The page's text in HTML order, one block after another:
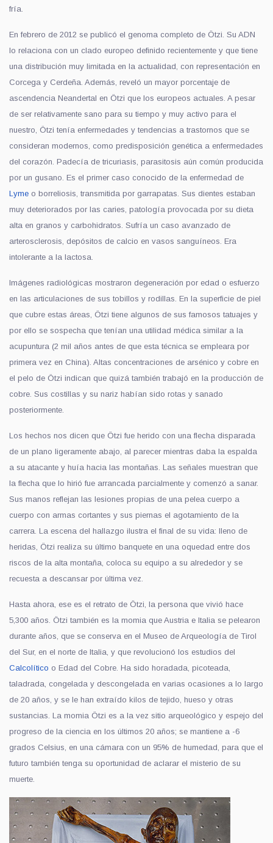
fría.
En febrero de 2012 se publicó el genoma completo de Ötzi. Su ADN
lo relaciona con un clado europeo definido recientemente y que tiene
una distribución muy limitada en la actualidad, con representación en
Corcega y Cerdeña. Además, reveló un mayor porcentaje de
ascendencia Neandertal en Ötzi que los europeos actuales. A pesar
de ser relativamente sano para su tiempo y muy activo para el
nuestro, Ötzi tenía enfermedades y tendencias a trastornos que se
consideran modernos, como predisposición genética a enfermedades
del corazón. Padecía de tricuriasis, parasitosis aún común producida
por un gusano. Es el primer caso conocido de la enfermedad de
Lyme o borreliosis, transmitida por garrapatas. Sus dientes estaban
muy deteriorados por las caries, patología provocada por su dieta
alta en granos y carbohidratos. Sufría un caso avanzado de
arterosclerosis, depósitos de calcio en vasos sanguíneos. Era
intolerante a la lactosa.
Imágenes radiológicas mostraron degeneración por edad o esfuerzo
en las articulaciones de sus tobillos y rodillas. En la superficie de piel
que cubre estas áreas, Ötzi tiene algunos de sus famosos tatuajes y
por ello se sospecha que tenían una utilidad médica similar a la
acupuntura (2 mil años antes de que esta técnica se empleara por
primera vez en China). Altas concentraciones de arsénico y cobre en
el pelo de Ötzi indican que quizá también trabajó en la producción de
cobre. Sus costillas y su nariz habían sido rotas y sanado
posteriormente.
Los hechos nos dicen que Ötzi fue herido con una flecha disparada
de un plano ligeramente abajo, al parecer mientras daba la espalda
a su atacante y huía hacia las montañas. Las señales muestran que
la flecha que lo hirió fue arrancada parcialmente y comenzó a sanar.
Sus manos reflejan las lesiones propias de una pelea cuerpo a
cuerpo con armas cortantes y sus piernas el agotamiento de la
carrera. La escena del hallazgo ilustra el final de su vida: lleno de
heridas, Ötzi realiza su último banquete en una oquedad entre dos
riscos de la alta montaña, coloca su equipo a su alrededor y se
recuesta a descansar por última vez.
Hasta ahora, ese es el retrato de Ötzi, la persona que vivió hace
5,300 años. Ötzi también es la momia que Austria e Italia se pelearon
durante años, que se conserva en el Museo de Arqueología de Tirol
del Sur, en el norte de Italia, y que revolucionó los estudios del
Calcolítico o Edad del Cobre. Ha sido horadada, picoteada,
taladrada, congelada y descongelada en varias ocasiones a lo largo
de 20 años, y se le han extraído kilos de tejido, hueso y otras
sustancias. La momia Ötzi es a la vez sitio arqueológico y espejo del
progreso de la ciencia en los últimos 20 años; se mantiene a -6
grados Celsius, en una cámara con un 95% de humedad, para que el
futuro también tenga su oportunidad de aclarar el misterio de su
muerte.